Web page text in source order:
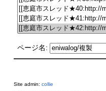
ページ名:
Site admin: collie